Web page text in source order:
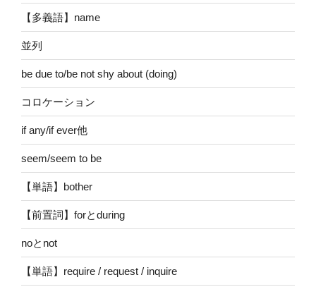
【多義語】name
並列
be due to/be not shy about (doing)
コロケーション
if any/if ever他
seem/seem to be
【単語】bother
【前置詞】forとduring
noとnot
【単語】require / request / inquire